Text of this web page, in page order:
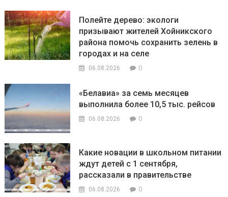
Полейте дерево: экологи
призывают жителей Хойникского
района помочь сохранить зелень в
городах и на селе
06.08.2026 0
«Белавиа» за семь месяцев
выполнила более 10,5 тыс. рейсов
06.08.2026 0
Какие новации в школьном питании
ждут детей с 1 сентября,
рассказали в правительстве
06.08.2026 0